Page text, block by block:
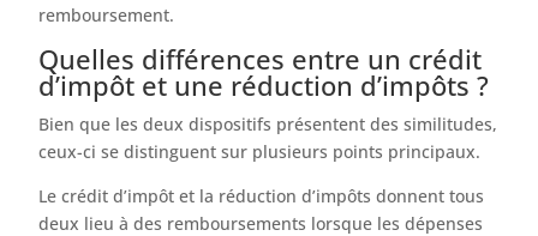
remboursement.
Quelles différences entre un crédit
d’impôt et une réduction d’impôts ?
Bien que les deux dispositifs présentent des similitudes,
ceux-ci se distinguent sur plusieurs points principaux.
Le crédit d’impôt et la réduction d’impôts donnent tous
deux lieu à des remboursements lorsque les dépenses